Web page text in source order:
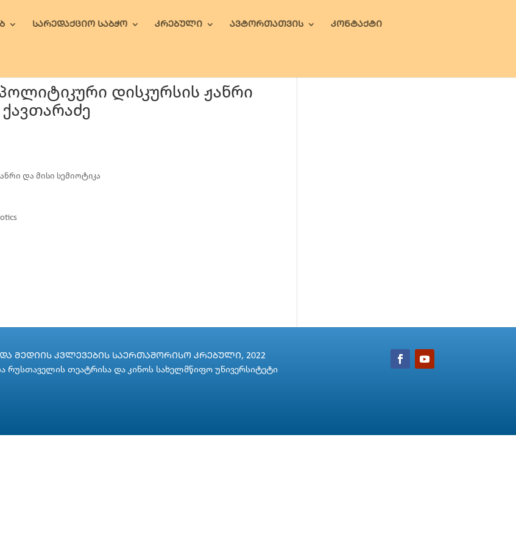
ᲡᲐᲠᲔᲓᲐᲥᲪᲘᲝ ᲡᲐᲑᲭᲝ ᲙᲠᲔᲑᲣᲚᲘ ᲐᲕᲢᲝᲠᲗᲐᲗᲕᲘᲡ ᲙᲝᲜᲢᲐᲥᲢᲘ
დისკურსის ჟანრი
და მისი სემიოტიკა
ᲛᲔᲓᲘᲘᲡ ᲙᲕᲚᲔᲕᲔᲑᲘᲡ ᲡᲐᲔᲠᲗᲐᲨᲝᲠᲘᲡᲝ ᲙᲠᲔᲑᲣᲚᲘ, 2022
რუსთაველის თეატრისა და კინოს სახელმწიფო უნივერსიტეტი